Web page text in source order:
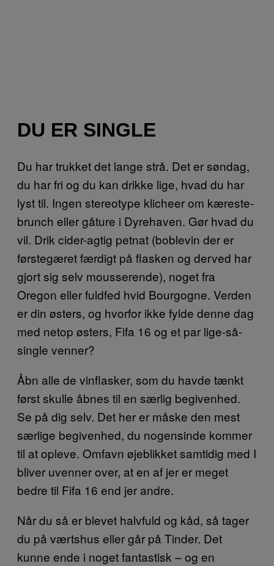
DU ER SINGLE
Du har trukket det lange strå. Det er søndag,
du har fri og du kan drikke lige, hvad du har
lyst til. Ingen stereotype klicheer om kæreste-
brunch eller gåture i Dyrehaven. Gør hvad du
vil. Drik cider-agtig petnat (boblevin der er
førstegæret færdigt på flasken og derved har
gjort sig selv mousserende), noget fra
Oregon eller fuldfed hvid Bourgogne. Verden
er din østers, og hvorfor ikke fylde denne dag
med netop østers, Fifa 16 og et par lige-så-
single venner?
Åbn alle de vinflasker, som du havde tænkt
først skulle åbnes til en særlig begivenhed.
Se på dig selv. Det her er måske den mest
særlige begivenhed, du nogensinde kommer
til at opleve. Omfavn øjeblikket samtidig med I
bliver uvenner over, at en af jer er meget
bedre til Fifa 16 end jer andre.
Når du så er blevet halvfuld og kåd, så tager
du på værtshus eller går på Tinder. Det
kunne ende i noget fantastisk – og en